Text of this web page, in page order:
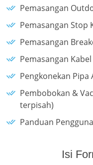
Pemasangan
Pemasangan Stop
Pemasangan
Pemasangan Kabel
Pengkonekan Pipa
Pembobokan &
terpisah)
Panduan
Isi